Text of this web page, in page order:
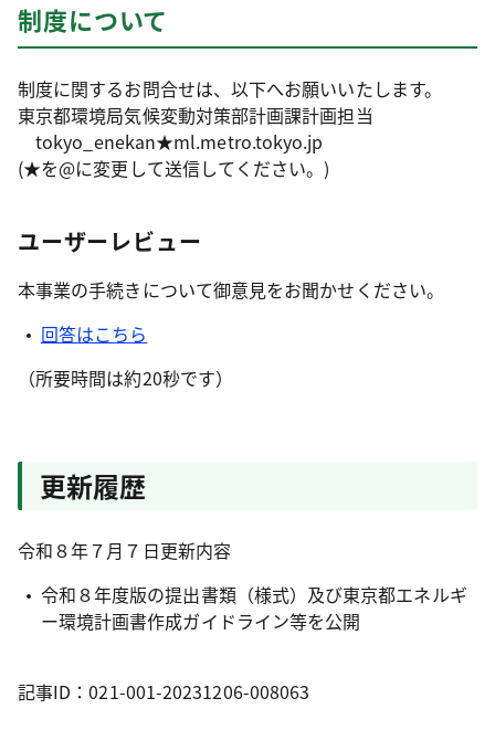
制度について
制度に関するお問合せは、以下へお願いいたします。
東京都環境局気候変動対策部計画課計画担当
tokyo_enekan★ml.metro.tokyo.jp
(★を@に変更して送信してください。)
ユーザーレビュー
本事業の手続きについて御意見をお聞かせください。
回答はこちら
（所要時間は約20秒です）
更新履歴
令和８年７月７日更新内容
令和８年度版の提出書類（様式）及び東京都エネルギ
ー環境計画書作成ガイドライン等を公開
記事ID：021-001-20231206-008063